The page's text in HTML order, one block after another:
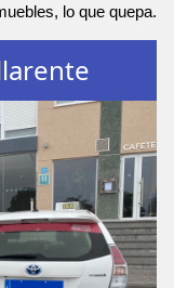
lo que quepa.